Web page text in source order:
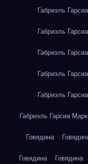
Габриэль
Габриэль
Габриэль
Габриэль
Габриэль
Габриэль Гарсиа
Говядина
Говядина Говядина